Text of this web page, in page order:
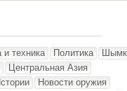
и техника Политика
Центральная Азия
Новости оружия